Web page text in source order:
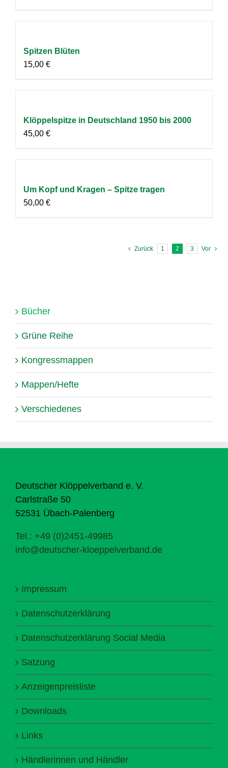
Spitzen Blüten
15,00 €
Klöppelspitze in Deutschland 1950 bis 2000
45,00 €
Um Kopf und Kragen – Spitze tragen
50,00 €
Zurück 1 2 3 Vor
Bücher
Grüne Reihe
Kongressmappen
Mappen/Hefte
Verschiedenes
Deutscher Klöppelverband e. V.
Carlstraße 50
52531 Übach-Palenberg
Tel.: +49 (0)2451-49985
info@deutscher-kloeppelverband.de
Impressum
Datenschutzerklärung
Datenschutzerklärung Social Media
Satzung
Anzeigenpreisliste
Downloads
Links
Händlerinnen und Händler